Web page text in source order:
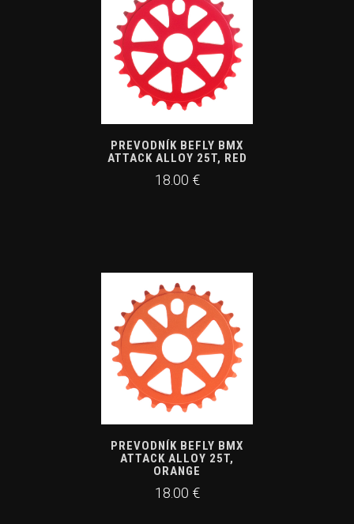
PREVODNÍK BEFLY BMX
ATTACK ALLOY 25T, RED
18.00 €
PREVODNÍK BEFLY BMX
ATTACK ALLOY 25T,
ORANGE
18.00 €